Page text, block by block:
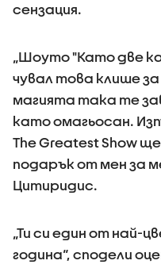
сензация.
„Шоуто "Като две
чувал това клише
магията така те
като омагьосан.
The Greatest Show
подарък от мен за
Цитиридис.
„Ти си един от най-
година“, сподели